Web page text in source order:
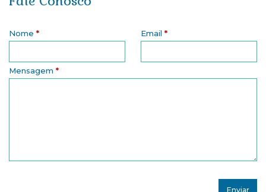
Nome * Email *
Mensagem *